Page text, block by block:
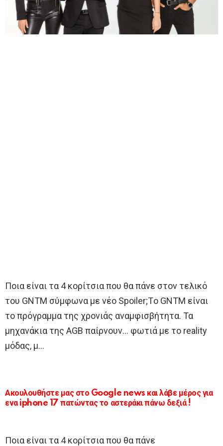
Ποια είναι τα 4 κορίτσια που θα πάνε στον τελικό
του GNTM σύμφωνα με νέο Spoiler;Τo GNTM είναι
το πρόγραμμα της χρονιάς αναμφισβήτητα. Τα
μηχανάκια της AGB παίρνουν… φωτιά με το reality
μόδας, μ…
Ακουλουθήστε μας στο Google news και λάβε μέρος για
ενα iphone 17 πατώντας το αστεράκι πάνω δεξιά !
Ποια είναι τα 4 κορίτσια που θα πάνε